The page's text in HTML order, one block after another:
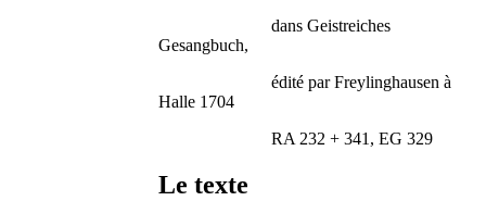
dans Geistreiches
Gesangbuch,
édité par Freylinghausen à
Halle 1704
RA 232 + 341, EG 329
Le texte